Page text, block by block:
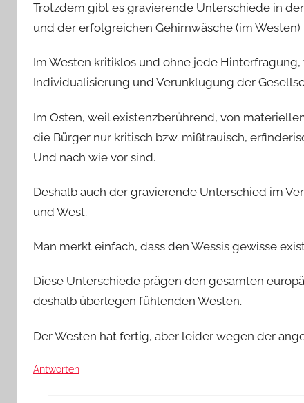
Trotzdem gibt es gravierende Unterschiede in
und der erfolgreichen Gehirnwäsche (im Westen)
Im Westen kritiklos und ohne jede
Individualisierung und Verunklugung der
Im Osten, weil existenzberührend, von
die Bürger nur kritisch bzw. mißtrauisch,
Und nach wie vor sind.
Deshalb auch der gravierende Unterschied im
und West.
Man merkt einfach, dass den Wessis gewisse
Diese Unterschiede prägen den gesamten
deshalb überlegen fühlenden Westen.
Der Westen hat fertig, aber leider wegen der
Antworten